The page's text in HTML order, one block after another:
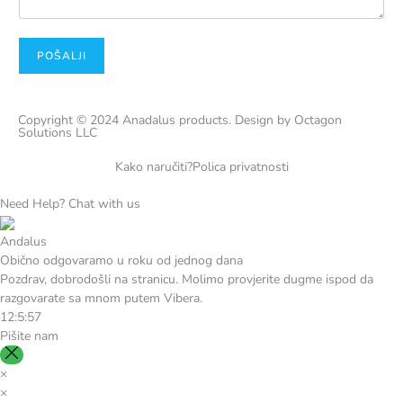
POŠALJI
Copyright © 2024 Anadalus products. Design by Octagon
Solutions LLC
Kako naručiti?Polica privatnosti
Need Help? Chat with us
Andalus
Obično odgovaramo u roku od jednog dana
Pozdrav, dobrodošli na stranicu. Molimo provjerite dugme ispod da
razgovarate sa mnom putem Vibera.
12:5:57
Pišite nam
×
×